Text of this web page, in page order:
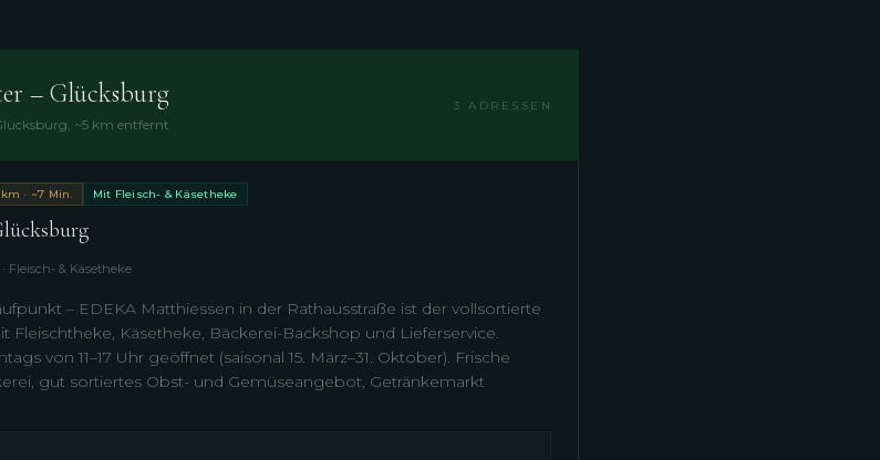
– Glücksburg
~5 km entfernt
3 ADRESSEN
km · ~7 Min. Mit Fleisch- & Käsetheke
Fleisch- & Käsetheke
– EDEKA Matthiessen in der Rathausstraße ist der vollsortierte
Fleischtheke, Käsetheke, Bäckerei-Backshop und Lieferservice.
von 11–17 Uhr geöffnet (saisonal 15. März–31. Oktober). Frische
gut sortiertes Obst- und Gemüseangebot, Getränkemarkt